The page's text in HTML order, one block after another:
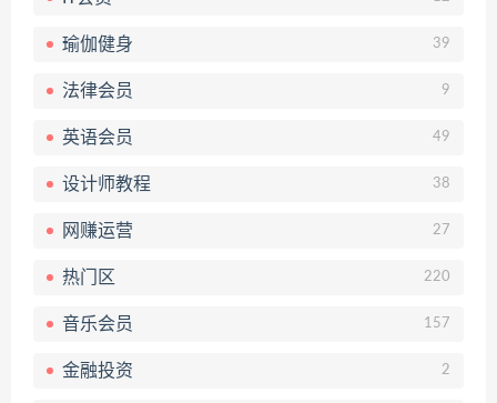
瑜伽健身 39
法律会员 9
英语会员 49
设计师教程 38
网赚运营 27
热门区 220
音乐会员 157
金融投资 2